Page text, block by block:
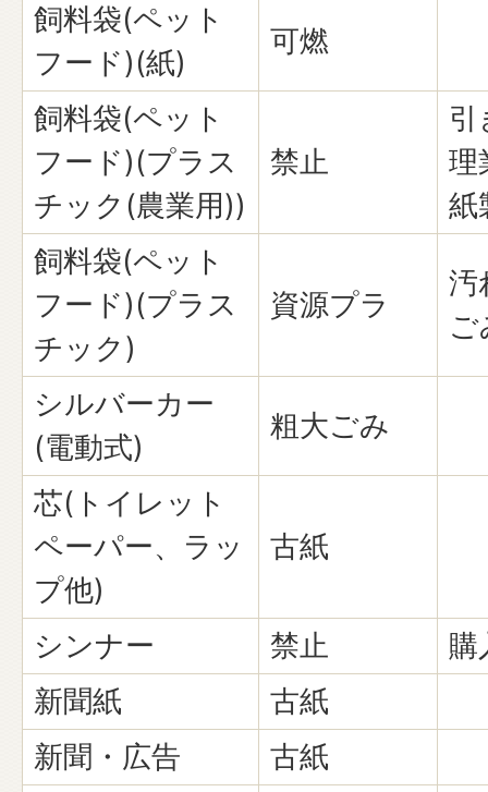
飼料袋(ペット
フード)(紙)
可燃
飼料袋(ペット
フード)(プラス
チック(農業用))
禁止
引
理
紙
飼料袋(ペット
フード)(プラス
チック)
資源プラ
汚
ご
シルバーカー
(電動式)
粗大ごみ
芯(トイレット
ペーパー、ラッ
プ他)
古紙
シンナー 禁止
購
新聞紙
古紙
新聞・広告
古紙